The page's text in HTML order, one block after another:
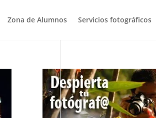
Zona de Alumnos Servicios fotográficos